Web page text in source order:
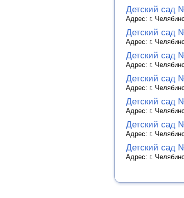
Детский сад
Адрес: г.
Детский сад
Адрес: г.
Детский сад
Адрес: г.
Детский сад
Адрес: г.
Детский сад
Адрес: г.
Детский сад
Адрес: г.
Детский сад
Адрес: г.